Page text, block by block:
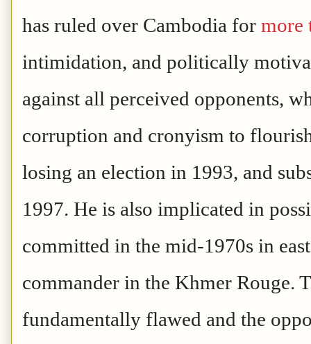
has ruled over Cambodia for more
intimidation, and politically
against all perceived opponents,
corruption and cronyism to
losing an election in 1993, and
1997. He is also implicated in
committed in the mid-1970s in
commander in the Khmer Rouge.
fundamentally flawed and the